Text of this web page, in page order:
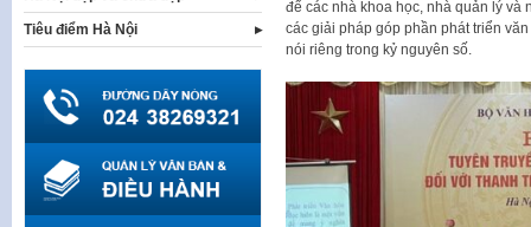
để các nhà khoa học, nhà quản lý
các giải pháp góp phần phát triển
nói riêng trong kỷ nguyên số.
Tiêu điểm Hà Nội